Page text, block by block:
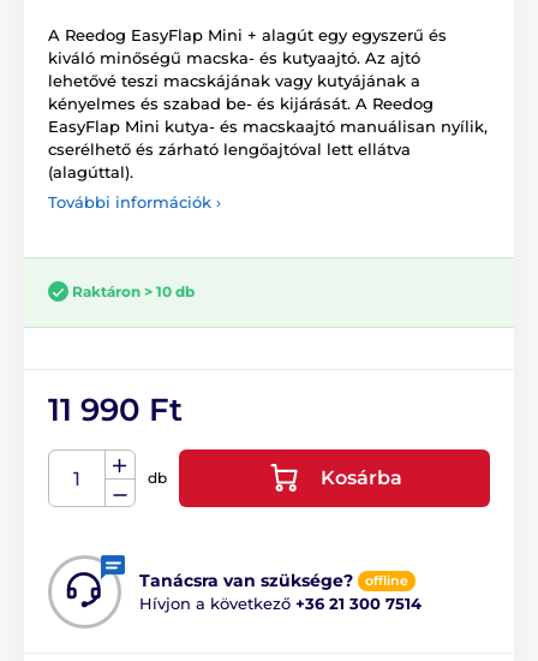
A Reedog EasyFlap Mini + alagút egy egyszerű és
kiváló minőségű macska- és kutyaajtó. Az ajtó
lehetővé teszi macskájának vagy kutyájának a
kényelmes és szabad be- és kijárását. A Reedog
EasyFlap Mini kutya- és macskaajtó manuálisan nyílik,
cserélhető és zárható lengőajtóval lett ellátva
(alagúttal).
További információk ›
Raktáron > 10 db
11 990 Ft
db Kosárba
Tanácsra van szüksége? offline
Hívjon a következő +36 21 300 7514